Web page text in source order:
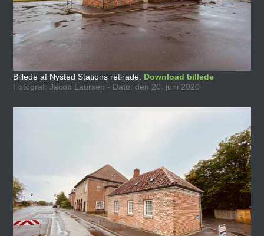
Billede af Nysted Stations retirade. Download billede
Fotograf: Jacob Laursen - Dato: den 20. juni 2020